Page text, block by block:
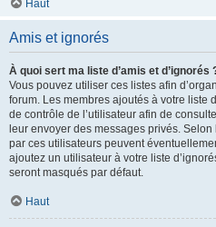
Haut
Amis et ignorés
À quoi sert ma liste d’amis et d’ignorés
Vous pouvez utiliser ces listes afin
forum. Les membres ajoutés à votre liste
de contrôle de l’utilisateur afin de
leur envoyer des messages privés.
par ces utilisateurs peuvent
ajoutez un utilisateur à votre liste
seront masqués par défaut.
Haut